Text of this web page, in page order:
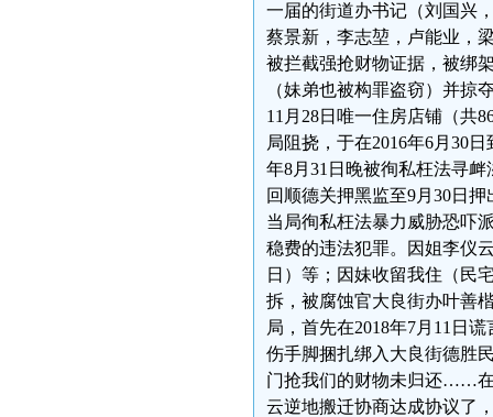
一届的街道办书记（刘国兴
蔡景新，李志堃，卢能业，
被拦截强抢财物证据，被绑
（妹弟也被构罪盗窃）并掠
11月28日唯一住房店铺（共
局阻挠，于在2016年6月30
年8月31日晚被徇私枉法寻
回顺德关押黑监至9月30日
当局徇私枉法暴力威胁恐吓
稳费的违法犯罪。因姐李仪
日）等；因妹收留我住（民
拆，被腐蚀官大良街办叶善
局，首先在2018年7月11日
伤手脚捆扎绑入大良街德胜
门抢我们的财物未归还……在
云逆地搬迁协商达成协议了